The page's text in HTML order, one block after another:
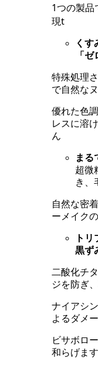
1つの製品
現t
くす
「
特殊処理
で自然な
優れた色
レスに溶
ん
まる
超微
き、
自然な密
ーメイク
ト
黒ず
二酸化チ
ジを防ぎ
ナイアシ
よるダメ
ビサボロ
和らげます